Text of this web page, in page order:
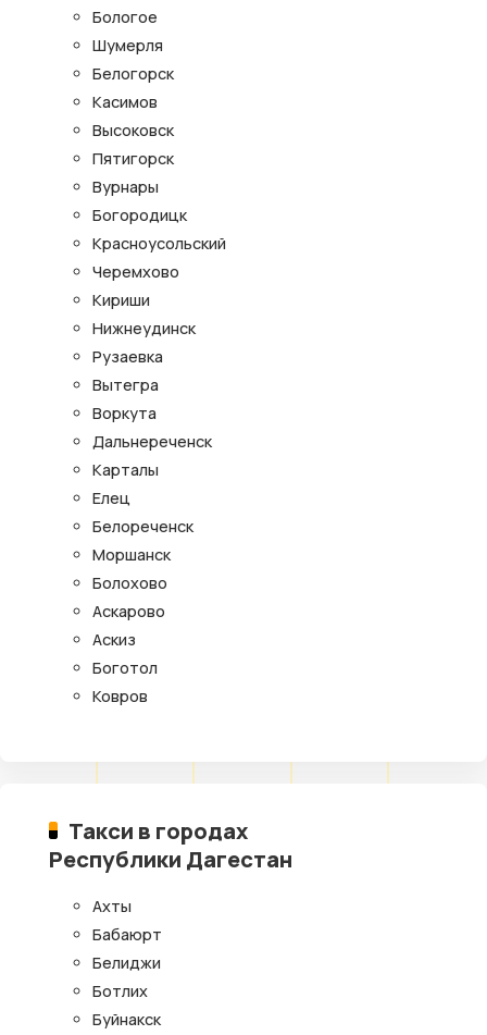
Бологое
Шумерля
Белогорск
Касимов
Высоковск
Пятигорск
Вурнары
Богородицк
Красноусольский
Черемхово
Кириши
Нижнеудинск
Рузаевка
Вытегра
Воркута
Дальнереченск
Карталы
Елец
Белореченск
Моршанск
Болохово
Аскарово
Аскиз
Боготол
Ковров
Такси в городах
Республики Дагестан
Ахты
Бабаюрт
Белиджи
Ботлих
Буйнакск